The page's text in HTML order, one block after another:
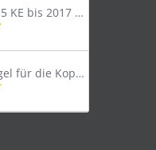
Mazda CX-5 KE bis 2017 Lastenträger Dachträger
4.9
rating
Kleiderbügel für die Kopfstütze
4.9
rating